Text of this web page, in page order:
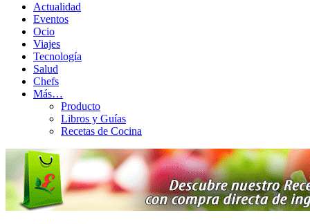
Actualidad
Eventos
Ocio
Viajes
Tecnología
Salud
Chefs
Más…
Producto
Libros y Guías
Recetas de Cocina